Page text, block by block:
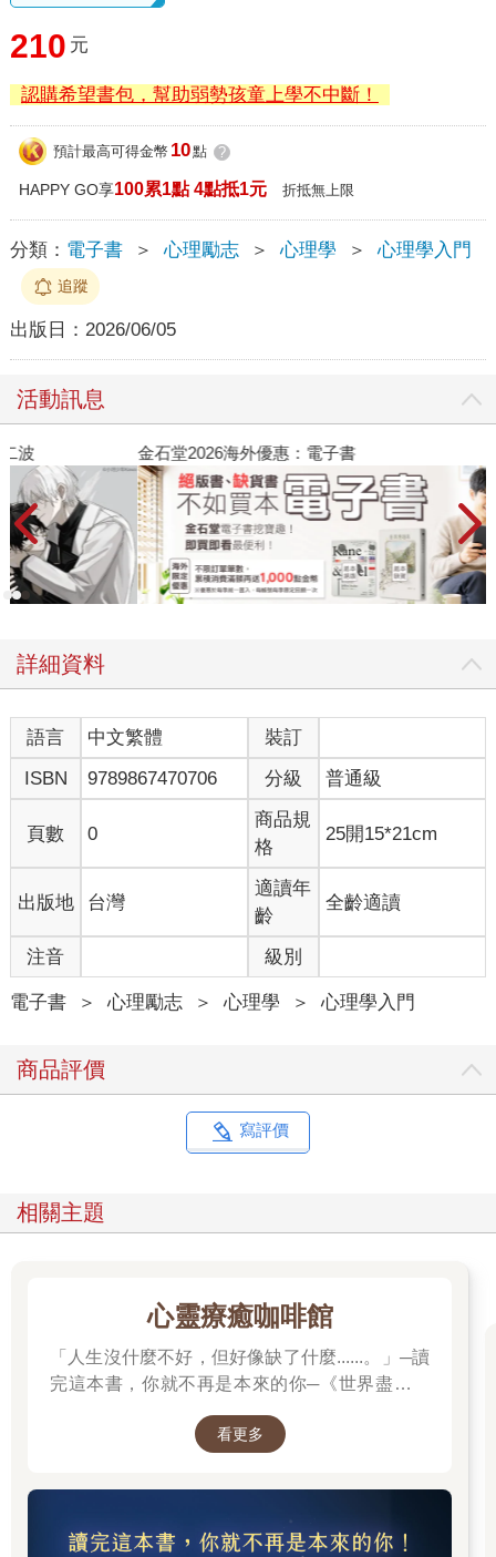
210 元
認購希望書包，幫助弱勢孩童上學不中斷！
預計最高可得金幣 10點 ?
HAPPY GO享100累1點 4點抵1元 折抵無上限
分類： 電子書 ＞ 心理勵志 ＞ 心理學 ＞ 心理學入門
追蹤
出版日： 2026/06/05
活動訊息
金石堂2026海外優惠：電子書
詳細資料
語言 中文繁體
裝訂
ISBN
9789867470706 分級 普通級
頁數 0
商品規
格
25開15*21cm
出版地 台灣
適讀年
齡
全齡適讀
注音 級別
電子書 ＞ 心理勵志 ＞ 心理學 ＞ 心理學入門
商品評價
寫評價
相關主題
心靈療癒咖啡館
「人生沒什麼不好，但好像缺了什麼......。」─讀
完這本書，你就不再是本來的你─《世界盡頭的
看更多